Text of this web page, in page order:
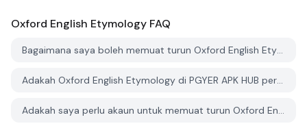
Oxford English Etymology FAQ
Bagaimana saya boleh memuat turun Oxford English Etymology dari PGYER APK HUB?
Adakah Oxford English Etymology di PGYER APK HUB percuma untuk dimuat turun?
Adakah saya perlu akaun untuk memuat turun Oxford English Etymology dari PGYER APK HUB?